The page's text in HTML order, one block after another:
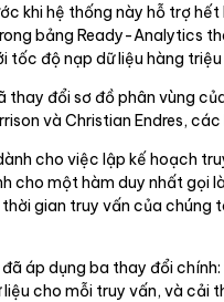
khi hệ thống này hỗ trợ
bảng Ready-Analytics
tốc độ nạp dữ liệu hàng
đổi sơ đồ phân vùng
và Christian Endres,
cho việc lập kế hoạch
cho một hàm duy nhất gọi
gian truy vấn của
áp dụng ba thay đổi
cho mỗi truy vấn, và cải